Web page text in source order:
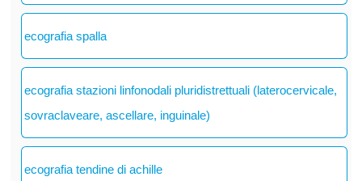
ecografia spalla
ecografia stazioni linfonodali pluridistrettuali (laterocervicale,
sovraclaveare, ascellare, inguinale)
ecografia tendine di achille